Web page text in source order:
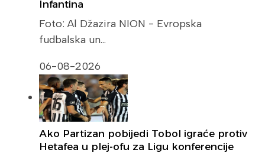
Infantina
Foto: Al Džazira NION - Evropska
fudbalska un…
06-08-2026
Ako Partizan pobijedi Tobol igraće protiv
Hetafea u plej-ofu za Ligu konferencije